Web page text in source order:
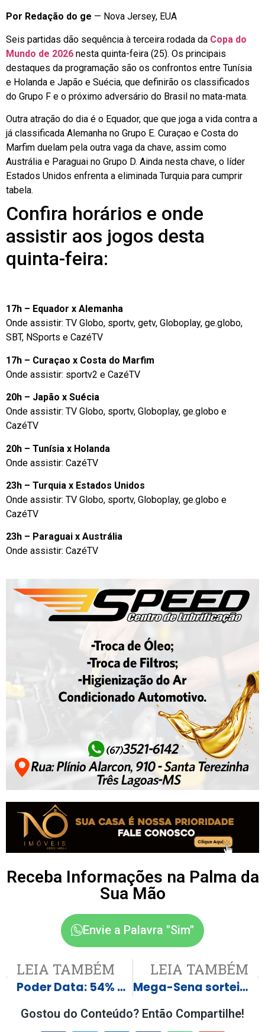
Por Redação do ge — Nova Jersey, EUA
Seis partidas dão sequência à terceira rodada da Copa do
Mundo de 2026 nesta quinta-feira (25). Os principais
destaques da programação são os confrontos entre Tunísia
e Holanda e Japão e Suécia, que definirão os classificados
do Grupo F e o próximo adversário do Brasil no mata-mata.
Outra atração do dia é o Equador, que que joga a vida contra a
já classificada Alemanha no Grupo E. Curaçao e Costa do
Marfim duelam pela outra vaga da chave, assim como
Austrália e Paraguai no Grupo D. Ainda nesta chave, o líder
Estados Unidos enfrenta a eliminada Turquia para cumprir
tabela.
Confira horários e onde
assistir aos jogos desta
quinta-feira:
17h – Equador x Alemanha
Onde assistir: TV Globo, sportv, getv, Globoplay, ge.globo,
SBT, NSports e CazéTV
17h – Curaçao x Costa do Marfim
Onde assistir: sportv2 e CazéTV
20h – Japão x Suécia
Onde assistir: TV Globo, sportv, Globoplay, ge.globo e
CazéTV
20h – Tunísia x Holanda
Onde assistir: CazéTV
23h – Turquia x Estados Unidos
Onde assistir: TV Globo, sportv, Globoplay, ge.globo e
CazéTV
23h – Paraguai x Austrália
Onde assistir: CazéTV
Receba Informações na Palma da
Sua Mão
Envie a Palavra "Sim"
LEIA TAMBÉM
Poder Data: 54% dizem que governo Lula é responsável por permitir ilegalidades do Master
LEIA TAMBÉM
Mega-Sena sorteia prêmio estimado em R$ 3,5 milhões nesta quinta-feira
Gostou do Conteúdo? Então Compartilhe!